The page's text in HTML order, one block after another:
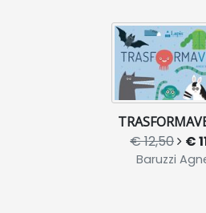
€ 12,50 €
Baruzzi